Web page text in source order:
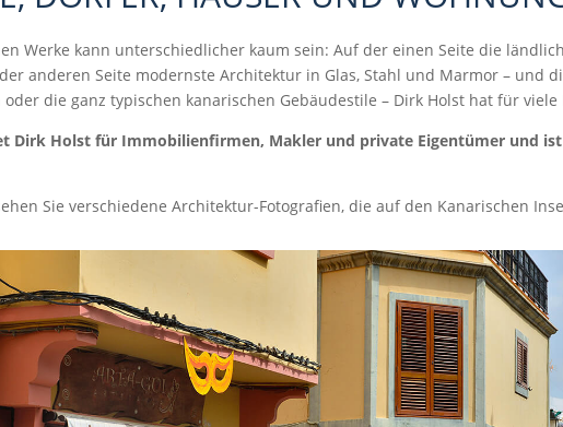
Werke kann unterschiedlicher kaum sein: Auf der einen Seite die
anderen Seite modernste Architektur in Glas, Stahl und Marmor – und
oder die ganz typischen kanarischen Gebäudestile – Dirk Holst hat für
Dirk Holst für Immobilienfirmen, Makler und private Eigentümer und ist
Sie verschiedene Architektur-Fotografien, die auf den Kanarischen